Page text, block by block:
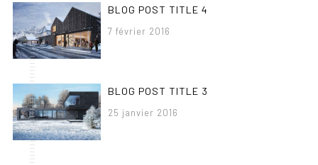
BLOG POST TITLE 4
7 février 2016
BLOG POST TITLE 3
25 janvier 2016